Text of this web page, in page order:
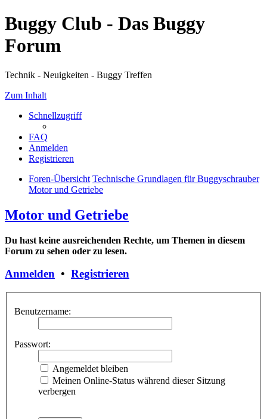
Buggy Club - Das Buggy
Forum
Technik - Neuigkeiten - Buggy Treffen
Zum Inhalt
Schnellzugriff
FAQ
Anmelden
Registrieren
Foren-Übersicht Technische Grundlagen für Buggyschrauber
Motor und Getriebe
Motor und Getriebe
Du hast keine ausreichenden Rechte, um Themen in diesem
Forum zu sehen oder zu lesen.
Anmelden • Registrieren
Benutzername:
Passwort:
Angemeldet bleiben
Meinen Online-Status während dieser Sitzung
verbergen